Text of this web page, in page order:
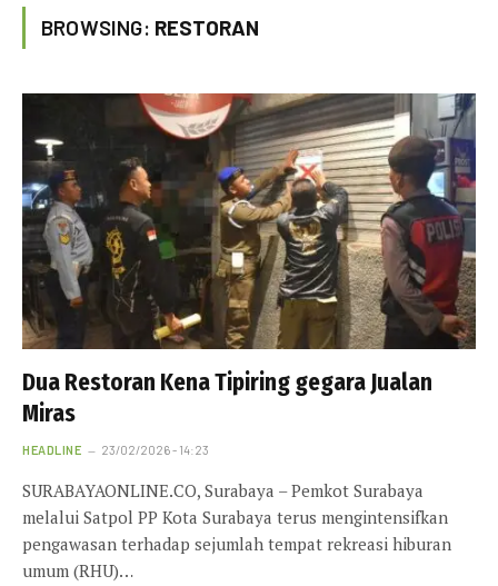
BROWSING: RESTORAN
Dua Restoran Kena Tipiring gegara Jualan
Miras
HEADLINE 23/02/2026 - 14:23
SURABAYAONLINE.CO, Surabaya – Pemkot Surabaya
melalui Satpol PP Kota Surabaya terus mengintensifkan
pengawasan terhadap sejumlah tempat rekreasi hiburan
umum (RHU)…